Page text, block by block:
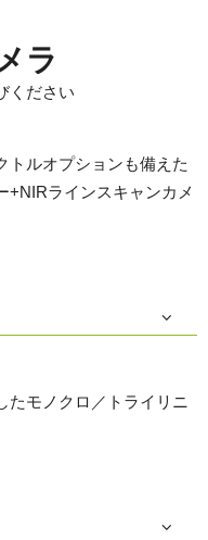
ラ
ください
トルオプションも備えた
+NIRラインスキャンカメ
たモノクロ／トライリニ